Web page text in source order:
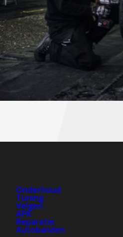
Onderhoud
Tuning
Velgen
APK
Reparatie
Autobanden